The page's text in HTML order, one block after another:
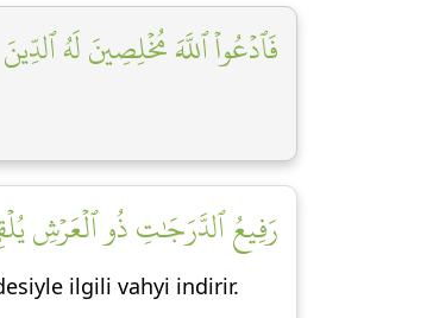
فَٱدۡعُواْ ٱللَّهَ مُخۡلِصِينَ لَهُ
رَفِيعُ ٱلدَّرَجَٰتِ ذُو ٱلۡعَرۡشِ
ilgili vahyi indirir.